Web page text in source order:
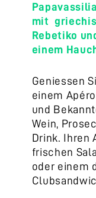
mit
Rebetiko
einem
Geniessen
einem
und
Wein,
Drink. Ihren
frischen
oder einem